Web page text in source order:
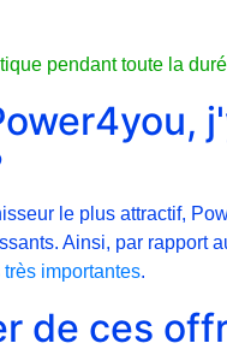
pendant toute la
le plus attractif,
Ainsi, par rapport
importantes.
de ces